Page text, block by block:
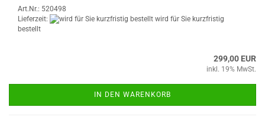
Art.Nr.: 520498
Lieferzeit:
wird für Sie kurzfristig
bestellt
299,00 EUR
inkl. 19% MwSt.
IN DEN WARENKORB